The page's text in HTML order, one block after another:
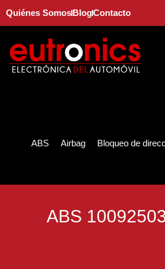
Quiénes SomosBlogContacto
ABS Airbag Bloqueo de
ABS